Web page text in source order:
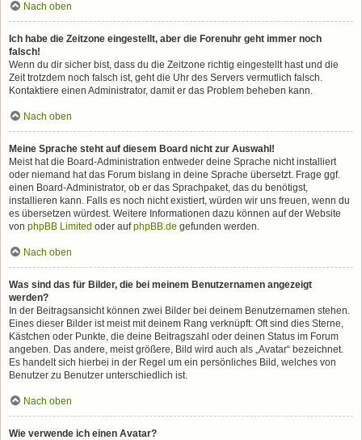
Nach oben
Ich habe die Zeitzone eingestellt, aber die Forenuhr geht immer noch
falsch!
Wenn du dir sicher bist, dass du die Zeitzone richtig eingestellt hast und die
Zeit trotzdem noch falsch ist, geht die Uhr des Servers vermutlich falsch.
Kontaktiere einen Administrator, damit er das Problem beheben kann.
Nach oben
Meine Sprache steht auf diesem Board nicht zur Auswahl!
Meist hat die Board-Administration entweder deine Sprache nicht installiert
oder niemand hat das Forum bislang in deine Sprache übersetzt. Frage ggf.
einen Board-Administrator, ob er das Sprachpaket, das du benötigst,
installieren kann. Falls es noch nicht existiert, würden wir uns freuen, wenn du
es übersetzen würdest. Weitere Informationen dazu können auf der Website
von phpBB Limited oder aufphpBB.de gefunden werden.
Nach oben
Was sind das für Bilder, die bei meinem Benutzernamen angezeigt
werden?
In der Beitragsansicht können zwei Bilder bei deinem Benutzernamen stehen.
Eines dieser Bilder ist meist mit deinem Rang verknüpft: Oft sind dies Sterne,
Kästchen oder Punkte, die deine Beitragszahl oder deinen Status im Forum
angeben. Das andere, meist größere, Bild wird auch als „Avatar“ bezeichnet.
Es handelt sich hierbei in der Regel um ein persönliches Bild, welches von
Benutzer zu Benutzer unterschiedlich ist.
Nach oben
Wie verwende ich einen Avatar?